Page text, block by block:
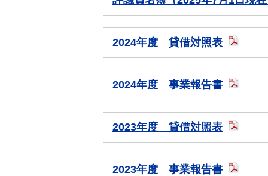
2024年度 貸借対照表
2024年度 事業報告書
2023年度 貸借対照表
2023年度 事業報告書